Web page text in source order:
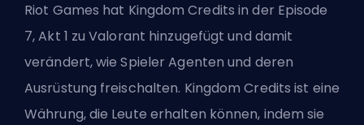
Riot Games hat Kingdom Credits in der Episode
7, Akt 1 zu Valorant hinzugefügt und damit
verändert, wie Spieler Agenten und deren
Ausrüstung freischalten. Kingdom Credits ist eine
Währung, die Leute erhalten können, indem sie